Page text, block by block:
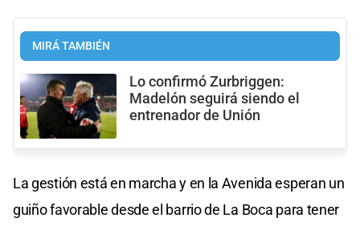
MIRÁ TAMBIÉN
Lo confirmó Zurbriggen:
Madelón seguirá siendo el
entrenador de Unión
La gestión está en marcha y en la Avenida esperan un
guiño favorable desde el barrio de La Boca para tener